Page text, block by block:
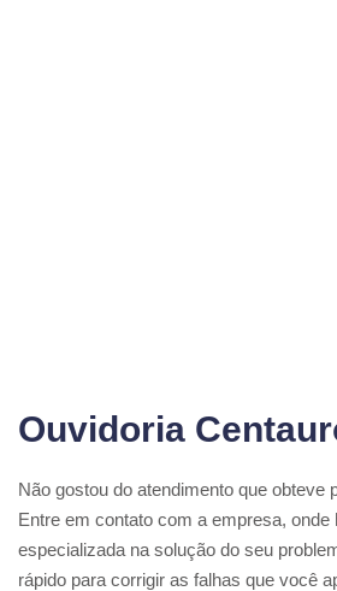
Ouvidoria
Não gostou do atendimento que obteve
Entre em contato com a empresa, onde
especializada na solução do seu
rápido para corrigir as falhas que você